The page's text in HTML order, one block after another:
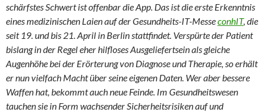
schärfstes Schwert ist offenbar die App. Das ist die erste Erkenntnis
eines medizinischen Laien auf der Gesundheits-IT-MesseconhIT, die
seit 19. und bis 21. April in Berlin stattfindet. Verspürte der Patient
bislang in der Regel eher hilfloses Ausgeliefertsein als gleiche
Augenhöhe bei der Erörterung von Diagnose und Therapie, so erhält
er nun vielfach Macht über seine eigenen Daten. Wer aber bessere
Waffen hat, bekommt auch neue Feinde. Im Gesundheitswesen
tauchen sie in Form wachsender Sicherheitsrisiken auf und